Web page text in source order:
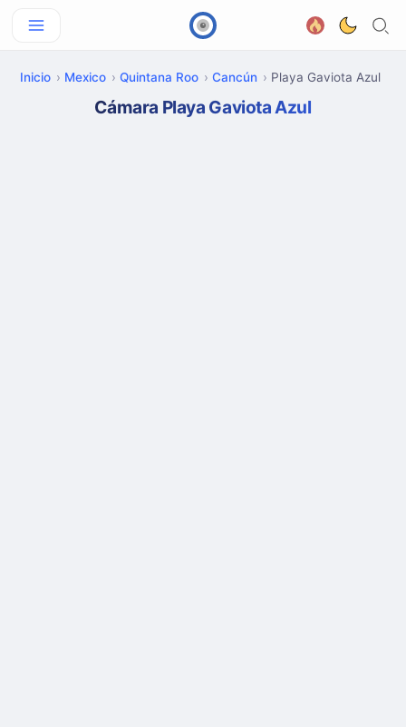
Inicio Mexico Quintana Roo Cancún Playa Gaviota Azul
Cámara Playa Gaviota Azul